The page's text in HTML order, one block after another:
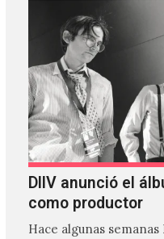
DIIV anunció el
como productor
Hace algunas